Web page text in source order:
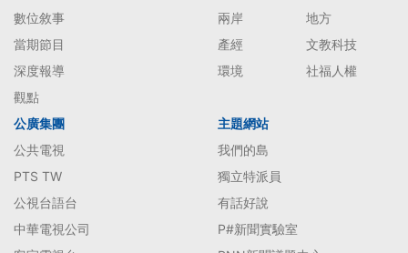
數位敘事
當期節目
深度報導
觀點
兩岸
地方
產經
文教科技
環境
社福人權
公廣集團
公共電視
PTS TW
公視台語台
中華電視公司
主題網站
我們的島
獨立特派員
有話好說
P#新聞實驗室